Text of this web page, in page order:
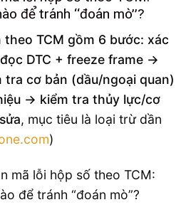
để tránh “đoán mò”?
TCM gồm 6 bước: xác
DTC + freeze frame →
cơ bản (dầu/ngoại quan)
→ kiểm tra thủy lực/cơ
, mục tiêu là loại trừ dần
)